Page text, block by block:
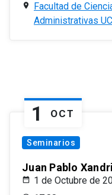
Facultad de
Administrativas UC
1 OCT
Seminarios
Juan Pablo
1 de Octubre de